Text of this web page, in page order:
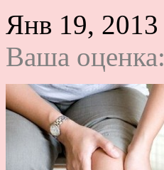
Янв 19, 2013
Ваша оценка: